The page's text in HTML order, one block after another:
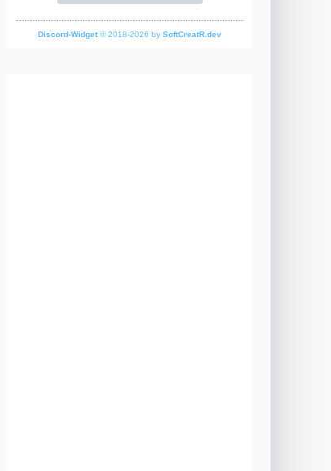
Discord-Widget© 2018-2026 by SoftCreatR.dev